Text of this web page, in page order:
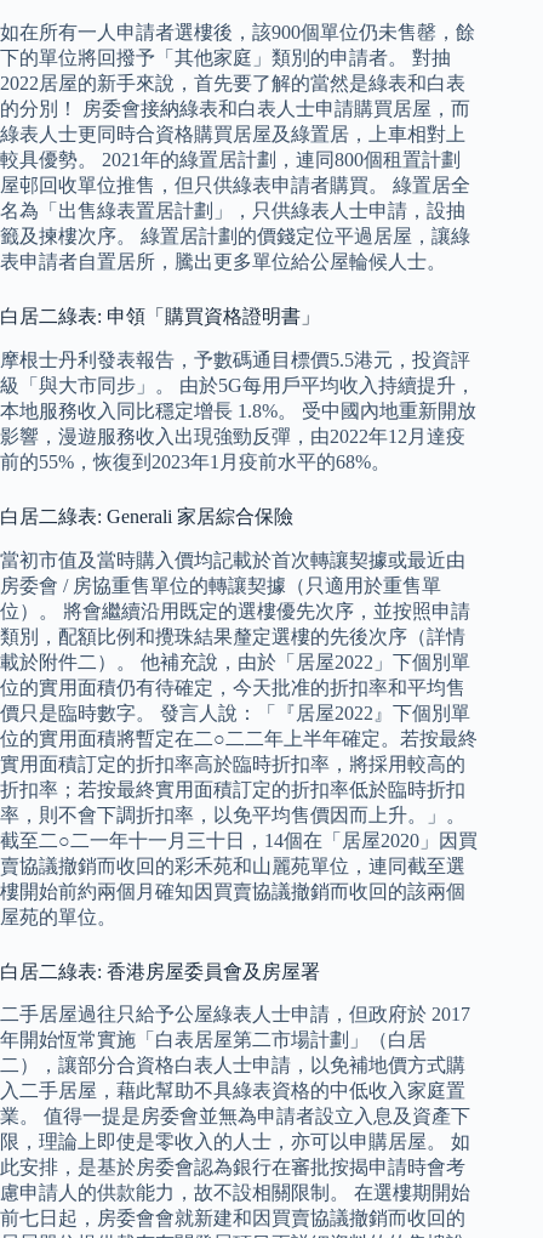
如在所有一人申請者選樓後，該900個單位仍未售罄，餘
下的單位將回撥予「其他家庭」類別的申請者。 對抽
2022居屋的新手來說，首先要了解的當然是綠表和白表
的分別！ 房委會接納綠表和白表人士申請購買居屋，而
綠表人士更同時合資格購買居屋及綠置居，上車相對上
較具優勢。 2021年的綠置居計劃，連同800個租置計劃
屋邨回收單位推售，但只供綠表申請者購買。 綠置居全
名為「出售綠表置居計劃」，只供綠表人士申請，設抽
籤及揀樓次序。 綠置居計劃的價錢定位平過居屋，讓綠
表申請者自置居所，騰出更多單位給公屋輪候人士。
白居二綠表: 申領「購買資格證明書」
摩根士丹利發表報告，予數碼通目標價5.5港元，投資評
級「與大市同步」。 由於5G每用戶平均收入持續提升，
本地服務收入同比穩定增長 1.8%。 受中國內地重新開放
影響，漫遊服務收入出現強勁反彈，由2022年12月達疫
前的55%，恢復到2023年1月疫前水平的68%。
白居二綠表: Generali 家居綜合保險
當初市值及當時購入價均記載於首次轉讓契據或最近由
房委會 / 房協重售單位的轉讓契據（只適用於重售單
位）。 將會繼續沿用既定的選樓優先次序，並按照申請
類別，配額比例和攪珠結果釐定選樓的先後次序（詳情
載於附件二）。 他補充說，由於「居屋2022」下個別單
位的實用面積仍有待確定，今天批准的折扣率和平均售
價只是臨時數字。 發言人說：「『居屋2022』下個別單
位的實用面積將暫定在二○二二年上半年確定。若按最終
實用面積訂定的折扣率高於臨時折扣率，將採用較高的
折扣率；若按最終實用面積訂定的折扣率低於臨時折扣
率，則不會下調折扣率，以免平均售價因而上升。」。
截至二○二一年十一月三十日，14個在「居屋2020」因買
賣協議撤銷而收回的彩禾苑和山麗苑單位，連同截至選
樓開始前約兩個月確知因買賣協議撤銷而收回的該兩個
屋苑的單位。
白居二綠表: 香港房屋委員會及房屋署
二手居屋過往只給予公屋綠表人士申請，但政府於 2017
年開始恆常實施「白表居屋第二市場計劃」（白居
二），讓部分合資格白表人士申請，以免補地價方式購
入二手居屋，藉此幫助不具綠表資格的中低收入家庭置
業。 值得一提是房委會並無為申請者設立入息及資產下
限，理論上即使是零收入的人士，亦可以申購居屋。 如
此安排，是基於房委會認為銀行在審批按揭申請時會考
慮申請人的供款能力，故不設相關限制。 在選樓期開始
前七日起，房委會會就新建和因買賣協議撤銷而收回的